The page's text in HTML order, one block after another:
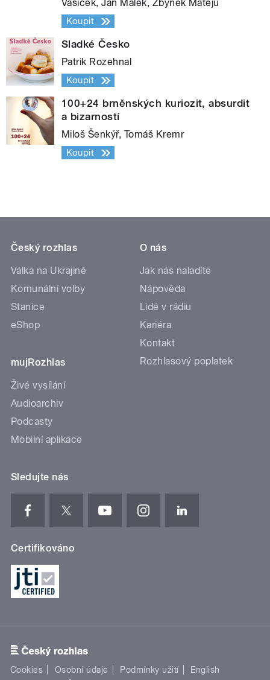
Vašíček, Jan Málek, Zbyněk Matějů
Koupit
Sladké Česko
Patrik Rozehnal
Koupit
100+24 brněnských kuriozit, absurdit
a bizarností
Miloš Šenkýř, Tomáš Kremr
Koupit
Český rozhlas
Válka na Ukrajině
Komunální volby
Stanice
eShop
mujRozhlas
Živé vysílání
Audioarchiv
Podcasty
Mobilní aplikace
O nás
Jak nás naladíte
Nápověda
Lidé v rádiu
Kariéra
Kontakt
Rozhlasový poplatek
Sledujte nás
Certifikováno
Cookies Osobní údaje Podmínky užití
English